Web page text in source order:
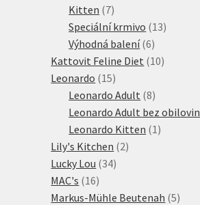
Kitten 77
produktů
Speciální krmivo 1313
Výhodná balení 66
produktů
Kattovit Feline Diet 1010
Leonardo 1515
produktů
Leonardo Adult 88
produktů
Leonardo Adult bez obilovin
Leonardo Kitten 1 1
Lily's Kitchen 22
Lucky Lou 3434
MAC's 1616
produktů
Markus-Mühle Beutenah 55